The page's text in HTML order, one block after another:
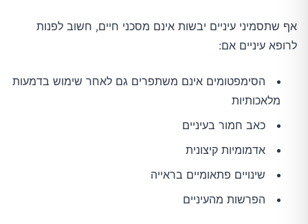
אף שתסמיני עיניים יבשות אינם מסכני חיים, חשוב לפנות
לרופא עיניים אם:
הסימפטומים אינם משתפרים גם לאחר שימוש בדמעות
מלאכותיות
כאב חמור בעיניים
אדמומיות קיצונית
שינויים פתאומיים בראייה
הפרשות מהעיניים